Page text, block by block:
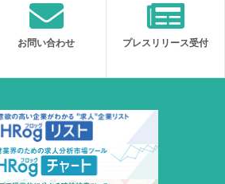
お問い合わせ プレスリリース受付